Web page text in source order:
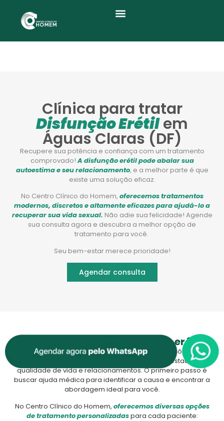
Clínica para tratar
Disfunção Erétilem
Águas Claras (DF)
Recupere sua potência e confiança com um tratamento
comprovado!A disfunção erétil pode abalar sua
autoestima e seu relacionamento, e a melhor parte é que
existe uma solução eficaz.
No Centro Clínico do Homem, oferecemos tratamentos
modernos, discretos e altamente eficazes para ajudá-lo a
recuperar sua vida sexual. Não adie sua felicidade! Agende
sua consulta agora e descubra a melhor opção de
tratamento para você.
Seu bem-estar merece prioridade!
Agendar consulta
É possível reverter a disfunção erétil?
Com os avanços da medicina, há diversas opções de
tratamento para a disfunção erétil que podem restaurar sua
qualidade de vida e relacionamentos. O primeiro passo é
buscar ajuda médica para identificar a causa e encontrar a
abordagem ideal para você.
No Centro Clínico do Homem, oferecemos diversas opções
de tratamento personalizadaspara cada paciente: